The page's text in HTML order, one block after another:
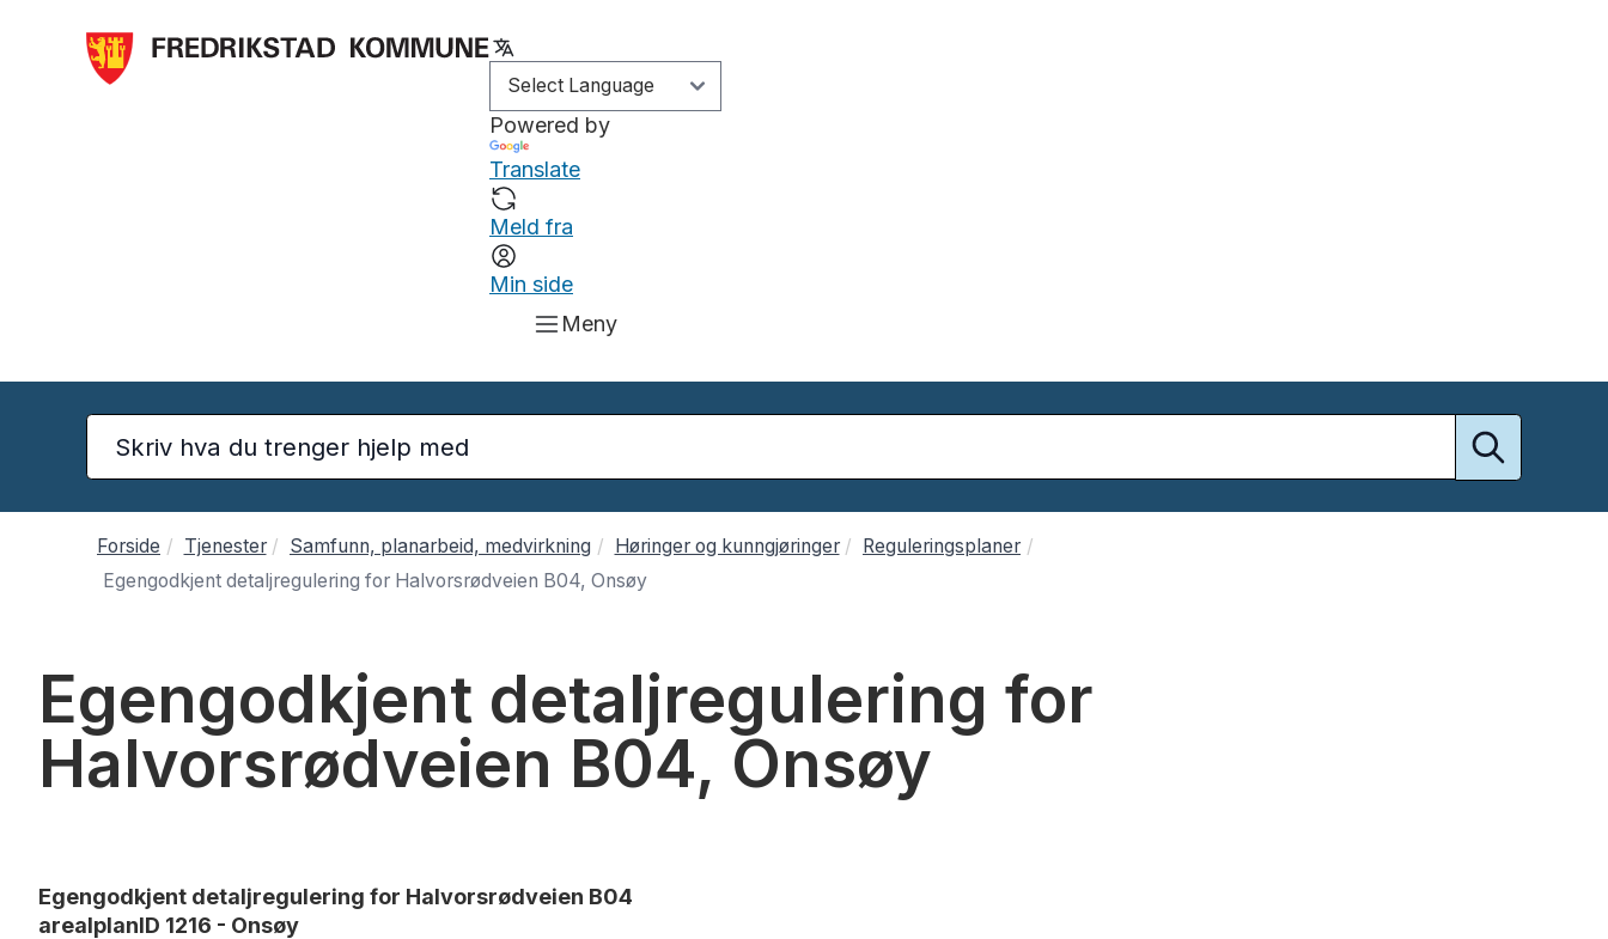
Powered by
Translate
Meld fra
Min side
Meny
Forside Tjenester Samfunn, planarbeid, medvirkning Høringer og kunngjøringer
Reguleringsplaner
Egengodkjent detaljregulering for Halvorsrødveien B04, Onsøy
Egengodkjent detaljregulering for
Halvorsrødveien B04, Onsøy
Egengodkjent detaljregulering for Halvorsrødveien B04
arealplanID 1216 - Onsøy